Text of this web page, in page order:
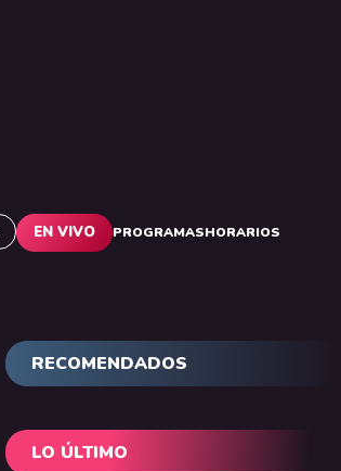
EN VIVO PROGRAMASHORARIOS
RECOMENDADOS
LO ÚLTIMO